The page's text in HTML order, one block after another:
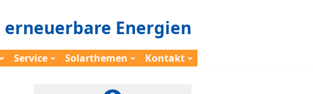
Energien
Service Solarthemen Kontakt